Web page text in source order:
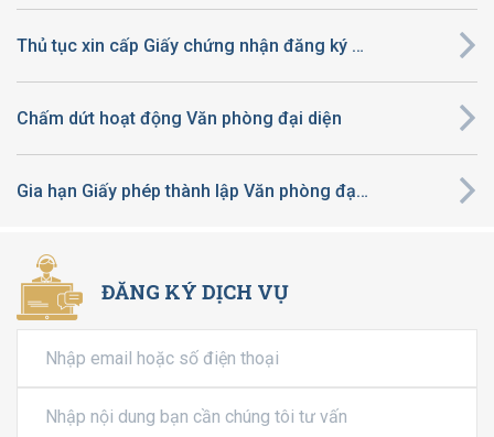
Thủ tục xin cấp Giấy chứng nhận đăng ký đầu tư ra nước ngoài
Chấm dứt hoạt động Văn phòng đại diện
Gia hạn Giấy phép thành lập Văn phòng đại diện
ĐĂNG KÝ DỊCH VỤ